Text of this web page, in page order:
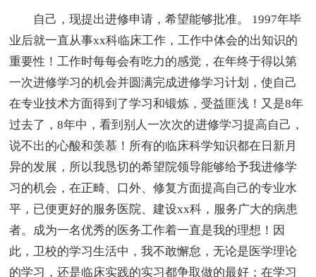
自己，现提出进修申请，希望能够批准。 1997年毕
业后就一直从事xx科临床工作，工作中体会的出知识的
重要性！工作时每每会有吃力的感觉，在年终于得以第
一次进修学习的机会并圆满完成进修学习计划，使自己
在专业技术方面得到了学习和锻炼，受益匪浅！又是8年
过去了，8年中，看到别人一次次的进修学习提高自己，
说不出的心酸和羡慕！所有的临床科学知识都在日新月
异的发展，所以我恳切的希望院领导能够给予我进修学
习的机会，在正畸、口外、修复方面提高自己的专业水
平，已便更好的服务医院、建设xx科，服务广大的病患
者。成为一名优秀的医务工作着一直是我的理想！因
此，卫校的学习生活中，我不敢懈怠，无论是医学理论
的学习，还是临床实践的实习都争取做的最好；在学习